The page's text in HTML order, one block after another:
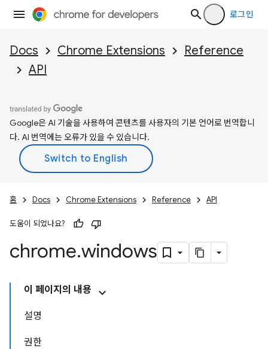
로그인
Docs Chrome Extensions
Reference
API
Google은 AI 기술을 사용하여 콘텐츠를 사용자의 기본 언어로 번역합니
다. AI 번역에는 오류가 있을 수 있습니다.
홈 Docs Chrome Extensions Reference API
도움이 되었나요?
chrome.windows
이 페이지의 내용
설명
권한